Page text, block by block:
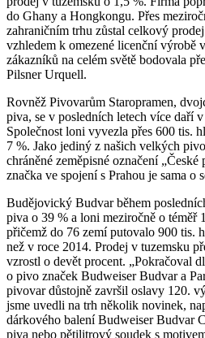
do Ghany a Hongkongu. Přes
zahraničním trhu zůstal celkový
vzhledem k omezené licenční výrobě
zákazníků na celém světě bodovala
Pilsner Urquell.
Rovněž Pivovarům Staropramen,
piva, se v posledních letech více daří
Společnost loni vyvezla přes 600 tis.
7 %. Jako jediný z našich velkých
chráněné zeměpisné označení
značka ve spojení s Prahou je sama o
Budějovický Budvar během
piva o 39 % a loni meziročně o téměř
přičemž do 76 zemí putovalo 900 tis.
než v roce 2014. Prodej v tuzemsku
vzrostl o devět procent. „Pokračoval
o pivo značek Budweiser Budvar a
pivovar důstojně završil oslavy 120.
jsme uvedli na trh několik novinek,
dárkového balení Budweiser Budvar
piva nebo pětilitrový soudek s